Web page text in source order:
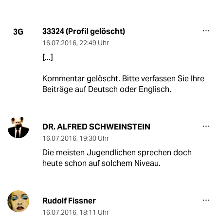
3G 33324 (Profil gelöscht)
16.07.2016, 22:49 Uhr
[...]
Kommentar gelöscht. Bitte verfassen Sie Ihre
Beiträge auf Deutsch oder Englisch.
DR. ALFRED SCHWEINSTEIN
16.07.2016, 19:30 Uhr
Die meisten Jugendlichen sprechen doch
heute schon auf solchem Niveau.
Rudolf Fissner
16.07.2016, 18:11 Uhr